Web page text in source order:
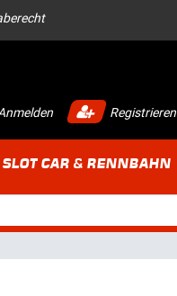
Registrieren
SLOT CAR & RENNBAHN